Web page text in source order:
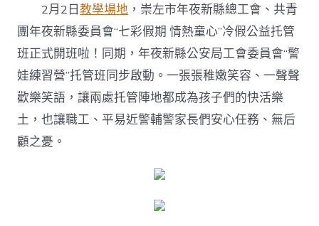
2月2日教學場地 ，崇左市年夜新縣總工會、共青
團年夜新縣委員會“七彩假期 情熱童心”冷假公益托管
班正式開班啦！同期，年夜新縣公安局工會委員會“警
娃練習營”托管班同步啟動。一張張稚嫩笑容、一聲聲
歡樂笑語，讓兩處托管陣地都成為孩子們的快活樂
土，也讓職工、平易近警輔警家長們安心任務、無后
顧之憂。